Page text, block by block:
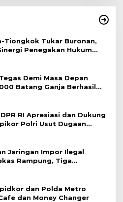
Tiongkok Tukar Buronan,
Penegakan Hukum
Demi Masa Depan
Batang Ganja Berhasil
TNI Habema
RI Apresiasi dan Dukung
Polri Usut Dugaan
Bara
Jaringan Impor Ilegal
Rampung, Tiga
Sudah P-21 dan Satu Buron
dan Polda Metro
dan Money Changer